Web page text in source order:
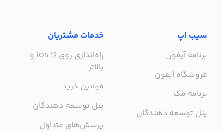
سیب اپ
برنامه آیفون
فروشگاه آیفون
برنامه مک
پنل توسعه دهندگان
خدمات مشتریان
راه‌اندازی روی iOS 16 و
بالاتر
قوانین خرید
پنل توسعه دهندگان
پرسش‌های متداول